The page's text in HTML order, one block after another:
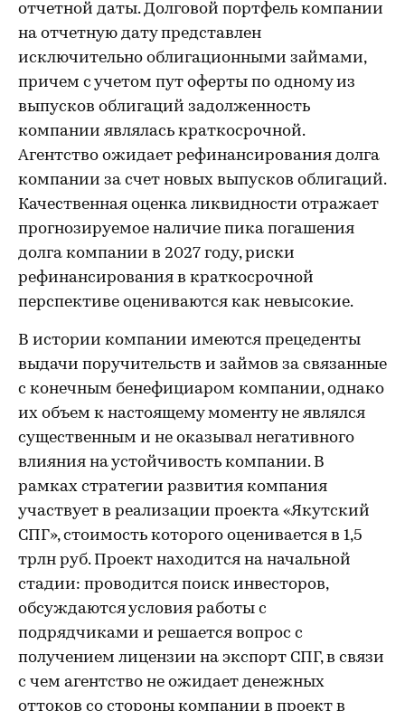
отчетной даты. Долговой портфель компании
на отчетную дату представлен
исключительно облигационными займами,
причем с учетом пут оферты по одному из
выпусков облигаций задолженность
компании являлась краткосрочной.
Агентство ожидает рефинансирования долга
компании за счет новых выпусков облигаций.
Качественная оценка ликвидности отражает
прогнозируемое наличие пика погашения
долга компании в 2027 году, риски
рефинансирования в краткосрочной
перспективе оцениваются как невысокие.
В истории компании имеются прецеденты
выдачи поручительств и займов за связанные
с конечным бенефициаром компании, однако
их объем к настоящему моменту не являлся
существенным и не оказывал негативного
влияния на устойчивость компании. В
рамках стратегии развития компания
участвует в реализации проекта «Якутский
СПГ», стоимость которого оценивается в 1,5
трлн руб. Проект находится на начальной
стадии: проводится поиск инвесторов,
обсуждаются условия работы с
подрядчиками и решается вопрос с
получением лицензии на экспорт СПГ, в связи
с чем агентство не ожидает денежных
оттоков со стороны компании в проект в